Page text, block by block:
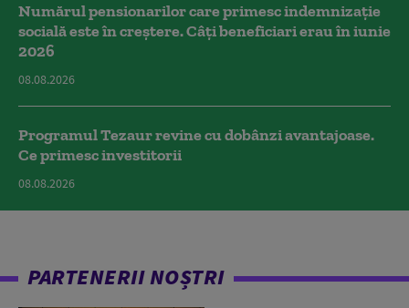
Numărul pensionarilor care primesc indemnizaţie
socială este în creștere. Câți beneficiari erau în iunie
2026
08.08.2026
Programul Tezaur revine cu dobânzi avantajoase.
Ce primesc investitorii
08.08.2026
PARTENERII NOȘTRI